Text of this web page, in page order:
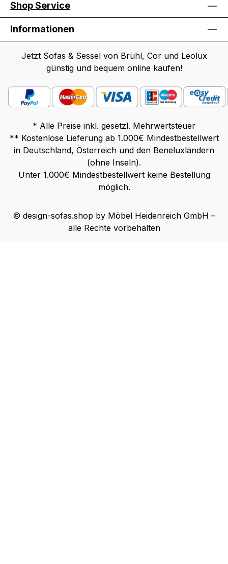
Shop Service
Informationen
Jetzt Sofas & Sessel von Brühl, Cor und Leolux
günstig und bequem online kaufen!
* Alle Preise inkl. gesetzl. Mehrwertsteuer
** Kostenlose Lieferung ab 1.000€ Mindestbestellwert
in Deutschland, Österreich und den Beneluxländern
(ohne Inseln).
Unter 1.000€ Mindestbestellwert keine Bestellung
möglich.
© design-sofas.shop by Möbel Heidenreich GmbH –
alle Rechte vorbehalten